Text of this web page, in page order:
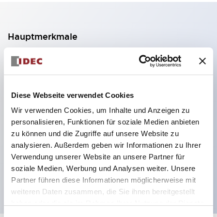
Diese Webseite verwendet Cookies
Wir verwenden Cookies, um Inhalte und Anzeigen zu
personalisieren, Funktionen für soziale Medien anbieten
zu können und die Zugriffe auf unsere Website zu
analysieren. Außerdem geben wir Informationen zu Ihrer
Verwendung unserer Website an unsere Partner für
soziale Medien, Werbung und Analysen weiter. Unsere
Partner führen diese Informationen möglicherweise mit
weiteren Daten zusammen, die Sie ihnen bereitgestellt
Hauptmerkmale
2-Kontakt-Block mit 2 Stufen, ermöglicht eine 4-
Kontakt-Konfiguration (Gewährleistung der
Isolierung zwischen den 2 Kontakten).
59,9 mm (※ 22-stufiger Kontaktblock).
Platzsparendes Design möglich.
Sicherheitsstruktur der 3. Generation: 2-Aktions-
Freisetzung, integrierter Schutz, IP20-
Fingerschutzstruktur